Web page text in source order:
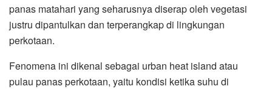
panas matahari yang seharusnya diserap oleh vegetasi
justru dipantulkan dan terperangkap di lingkungan
perkotaan.
Fenomena ini dikenal sebagai urban heat island atau
pulau panas perkotaan, yaitu kondisi ketika suhu di